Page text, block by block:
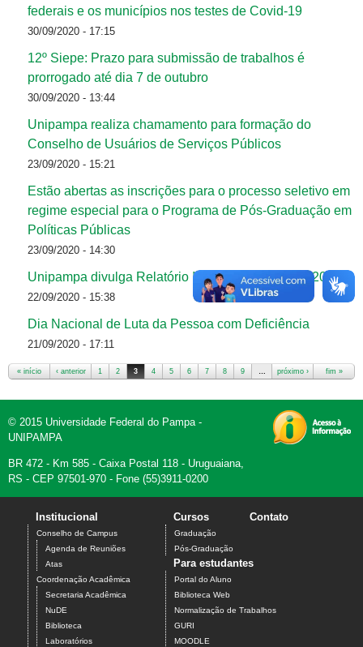
federais e os municípios nos testes de Covid-19
30/09/2020 - 17:15
12º Siepe: Prazo para submissão de trabalhos é
prorrogado até dia 7 de outubro
30/09/2020 - 13:44
Unipampa realiza chamamento para formação do
Conselho de Usuários de Serviços Públicos
23/09/2020 - 15:21
Estão abertas as inscrições para o processo seletivo em
regime especial para o Programa de Pós-Graduação em
Políticas Públicas
23/09/2020 - 14:30
Unipampa divulga Relatório Integrado de Gestão 2019
22/09/2020 - 15:38
Dia Nacional de Luta da Pessoa com Deficiência
21/09/2020 - 17:11
« início ‹ anterior 1 2 3 4 5 6 7 8 9 … próximo › fim »
© 2015 Universidade Federal do Pampa -
UNIPAMPA
BR 472 - Km 585 - Caixa Postal 118 - Uruguaiana,
RS - CEP 97501-970 - Fone (55)3911-0200
Institucional
Conselho de Campus
Agenda de Reuniões
Atas
Coordenação Acadêmica
Secretaria Acadêmica
NuDE
Biblioteca
Laboratórios
Cursos
Graduação
Pós-Graduação
Contato
Para estudantes
Portal do Aluno
Biblioteca Web
Normalização de Trabalhos
GURI
MOODLE